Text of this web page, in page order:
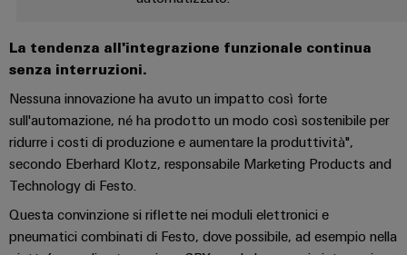
di
energia
e
prodotti
per
sistemi
di
stoccaggio
energetico
Quadro
elettrico
e
campo
Cablaggio
sul
campo
di
collegamento,
cavi
patch
e
cavi
Soluzioni
di
per
connettori
PCB
Ingegneria
digitale
Servizi
di
laboratorio
|
Rivista
per
i
clienti
Weidmüller
Academy
Schütz
anni
di
Weidmüller
Schweiz
In
poche
Switches
Aktionen
MultiMark
Aktionen
Auswahlhilfe
Aktionen
THM
La tendenza all'integrazione funzionale continua
senza interruzioni.
Nessuna innovazione ha avuto un impatto così forte
sull'automazione, né ha prodotto un modo così sostenibile per
ridurre i costi di produzione e aumentare la produttività",
secondo Eberhard Klotz, responsabile Marketing Products and
Technology di Festo.
Questa convinzione si riflette nei moduli elettronici e
pneumatici combinati di Festo, dove possibile, ad esempio nella